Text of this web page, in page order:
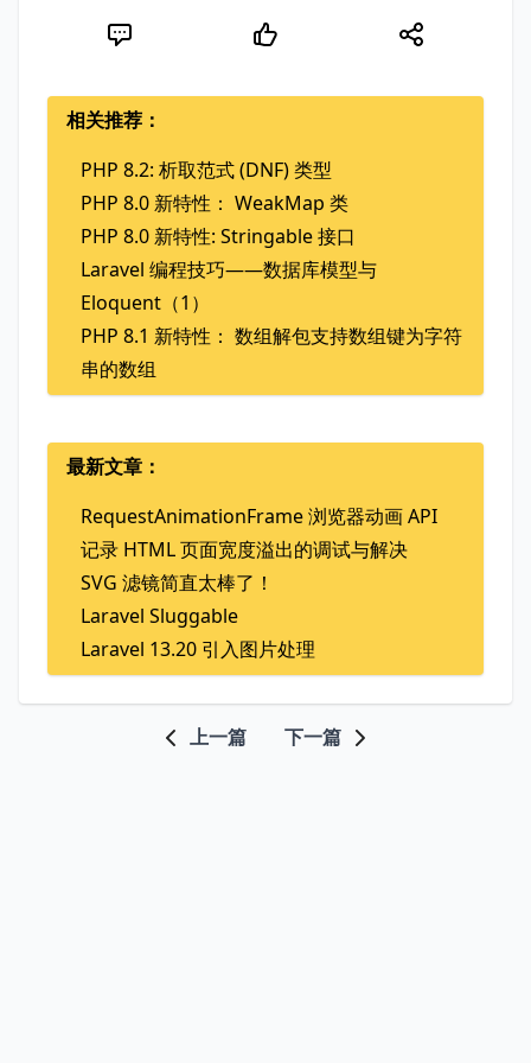
相关推荐：
PHP 8.2: 析取范式 (DNF) 类型
PHP 8.0 新特性： WeakMap 类
PHP 8.0 新特性: Stringable 接口
Laravel 编程技巧——数据库模型与
Eloquent（1）
PHP 8.1 新特性： 数组解包支持数组键为字符
串的数组
最新文章：
RequestAnimationFrame 浏览器动画 API
记录 HTML 页面宽度溢出的调试与解决
SVG 滤镜简直太棒了！
Laravel Sluggable
Laravel 13.20 引入图片处理
上一篇 下一篇